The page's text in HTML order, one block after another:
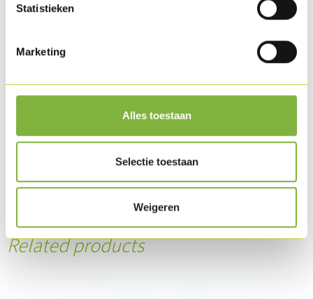
Statistieken
Marketing
Alles toestaan
Selectie toestaan
Weigeren
become too hot).
Finally add the chopped parsley.
Mix the quinoa together with the stock, boil of 15 min. and
Related products